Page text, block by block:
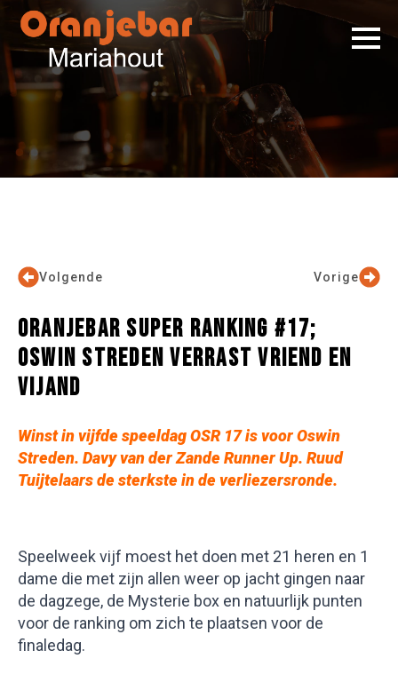
Vorige
Volgende
ORANJEBAR SUPER RANKING #17;
OSWIN STREDEN VERRAST VRIEND EN
VIJAND
Winst in vijfde speeldag OSR 17 is voor Oswin
Streden. Davy van der Zande Runner Up. Ruud
Tuijtelaars de sterkste in de verliezersronde.
Speelweek vijf moest het doen met 21 heren en 1
dame die met zijn allen weer op jacht gingen naar
de dagzege, de Mysterie box en natuurlijk punten
voor de ranking om zich te plaatsen voor de
finaledag.